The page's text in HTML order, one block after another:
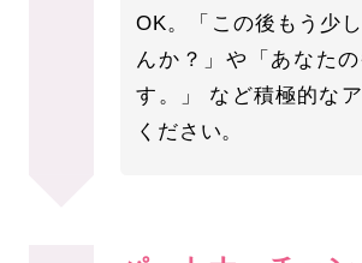
OK。「この後もう少
んか？」や「あなた
す。」 など積極的な
ください。